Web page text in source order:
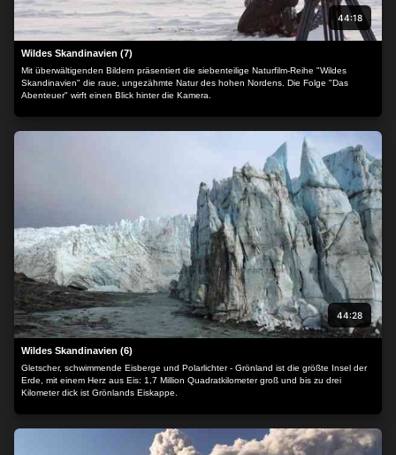
44:18
Wildes Skandinavien (7)
Mit überwältigenden Bildern präsentiert die siebenteilige Naturfilm-Reihe "Wildes
Skandinavien" die raue, ungezähmte Natur des hohen Nordens. Die Folge "Das
Abenteuer" wirft einen Blick hinter die Kamera.
44:28
Wildes Skandinavien (6)
Gletscher, schwimmende Eisberge und Polarlichter - Grönland ist die größte Insel der
Erde, mit einem Herz aus Eis: 1,7 Million Quadratkilometer groß und bis zu drei
Kilometer dick ist Grönlands Eiskappe.